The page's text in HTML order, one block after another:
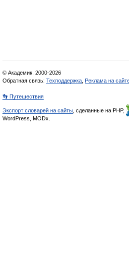
© Академик, 2000-2026
Обратная связь: Техподдержка Реклама на
👣 Путешествия
Экспорт словарей на сайты , сделанные на PHP,
WordPress, MODx.